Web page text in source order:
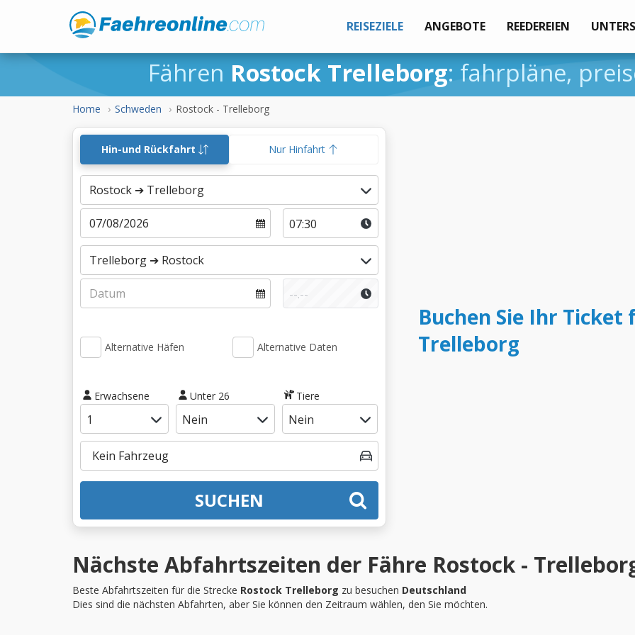
REISEZIELE ANGEBOTE REEDEREIEN
Fähren Rostock Trelleborg: fahrpläne,
Home Schweden Rostock - Trelleborg
Hin-und Rückfahrt Nur Hinfahrt
Alternative Häfen Alternative Daten
Erwachsene Unter 26 Tiere
SUCHEN
Buchen Sie Ihr Ticket
Trelleborg
Nächste Abfahrtszeiten der Fähre Rostock -
Beste Abfahrtszeiten für die Strecke Rostock Trelleborg zu besuchen Deutschland
Dies sind die nächsten Abfahrten, aber Sie können den Zeitraum wählen, den Sie möchten.